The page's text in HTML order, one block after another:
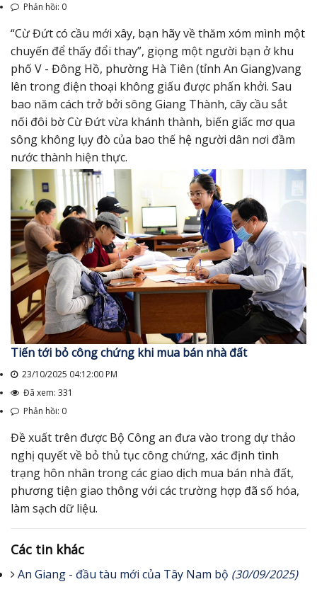
Phản hồi: 0
“Cừ Đứt có cầu mới xây, bạn hãy về thăm xóm mình một
chuyến để thấy đổi thay”, giọng một người bạn ở khu
phố V - Đông Hồ, phường Hà Tiên (tỉnh An Giang)vang
lên trong điện thoại không giấu được phấn khởi. Sau
bao năm cách trở bởi sông Giang Thành, cây cầu sắt
nối đôi bờ Cừ Đứt vừa khánh thành, biến giấc mơ qua
sông không lụy đò của bao thế hệ người dân nơi đầm
nước thành hiện thực.
Tiến tới bỏ công chứng khi mua bán nhà đất
23/10/2025 04:12:00 PM
Đã xem: 331
Phản hồi: 0
Đề xuất trên được Bộ Công an đưa vào trong dự thảo
nghị quyết về bỏ thủ tục công chứng, xác định tình
trạng hôn nhân trong các giao dịch mua bán nhà đất,
phương tiện giao thông với các trường hợp đã số hóa,
làm sạch dữ liệu.
Các tin khác
An Giang - đầu tàu mới của Tây Nam bộ (30/09/2025)